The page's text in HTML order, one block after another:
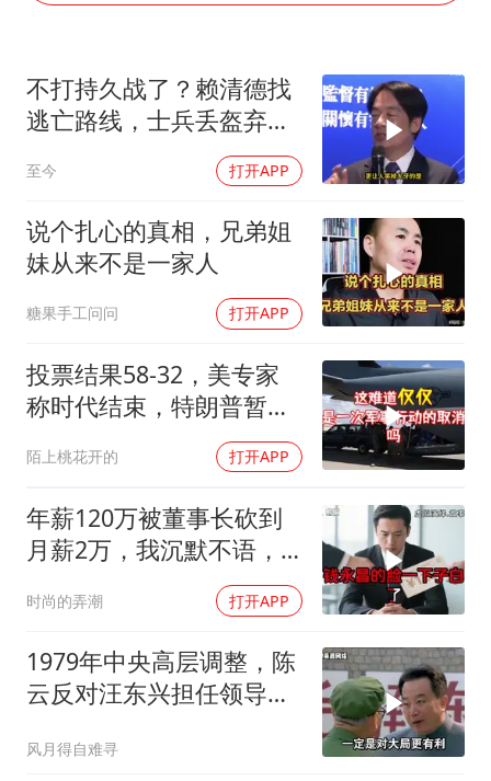
店主称换“青海拉面”招牌后生意更好
多所高校取消艺考
22岁女生独闯南太行失联12天
上半年国内居民出游人次34.63亿
薛之谦杭州站演唱会取消
习近平心系体育强国建设
不打持久战了？赖清德找
逃亡路线，士兵丢盔弃
甲，解放军对其更名
至今 打开APP
说个扎心的真相，兄弟姐
妹从来不是一家人
糖果手工问问 打开APP
投票结果58-32，美专家
称时代结束，特朗普暂不
陌上桃花开的 打开APP
年薪120万被董事长砍到
月薪2万，我沉默不语，
当天竞品出12倍薪资挖走
我
时尚的弄潮 打开APP
1979年中央高层调整，陈
云反对汪东兴担任领导职
风月得自难寻